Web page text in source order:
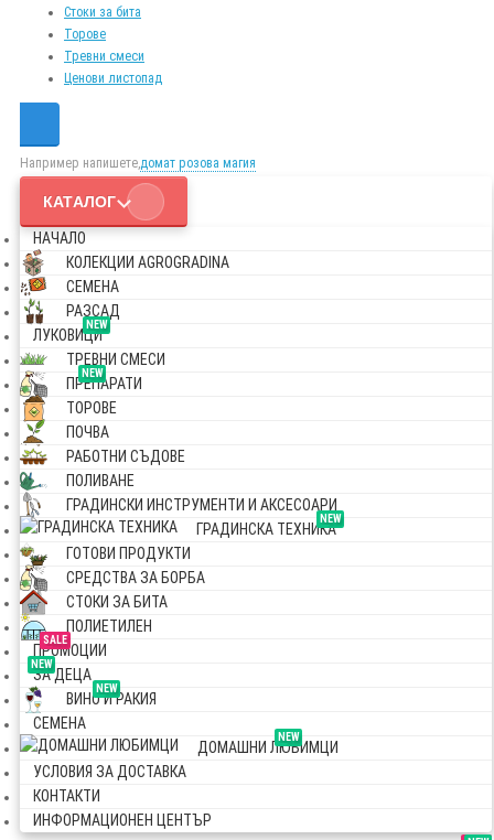
Стоки за бита
Торове
Тревни смеси
Ценови листопад
Например напишете,домат розова магия
КАТАЛОГ
НАЧАЛО
КОЛЕКЦИИ AGROGRADINA
СЕМЕНА
РАЗСАД
NEW
ЛУКОВИЦИ
ТРЕВНИ СМЕСИ
NEW
ПРЕПАРАТИ
ТОРОВЕ
ПОЧВА
РАБОТНИ СЪДОВЕ
ПОЛИВАНЕ
ГРАДИНСКИ ИНСТРУМЕНТИ И АКСЕСОАРИ
NEW
ГРАДИНСКА ТЕХНИКА
ГОТОВИ ПРОДУКТИ
СРЕДСТВА ЗА БОРБА
СТОКИ ЗА БИТА
ПОЛИЕТИЛЕН
SALE
ПРОМОЦИИ
NEW
ЗА ДЕЦА
NEW
ВИНО И РАКИЯ
СЕМЕНА
NEW
ДОМАШНИ ЛЮБИМЦИ
УСЛОВИЯ ЗА ДОСТАВКА
КОНТАКТИ
ИНФОРМАЦИОНЕН ЦЕНТЪР